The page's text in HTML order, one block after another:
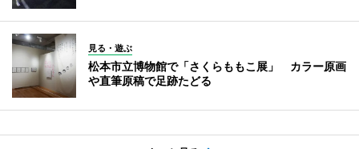
見る・遊ぶ
松本市立博物館で「さくらももこ展」 カラー原画
や直筆原稿で足跡たどる